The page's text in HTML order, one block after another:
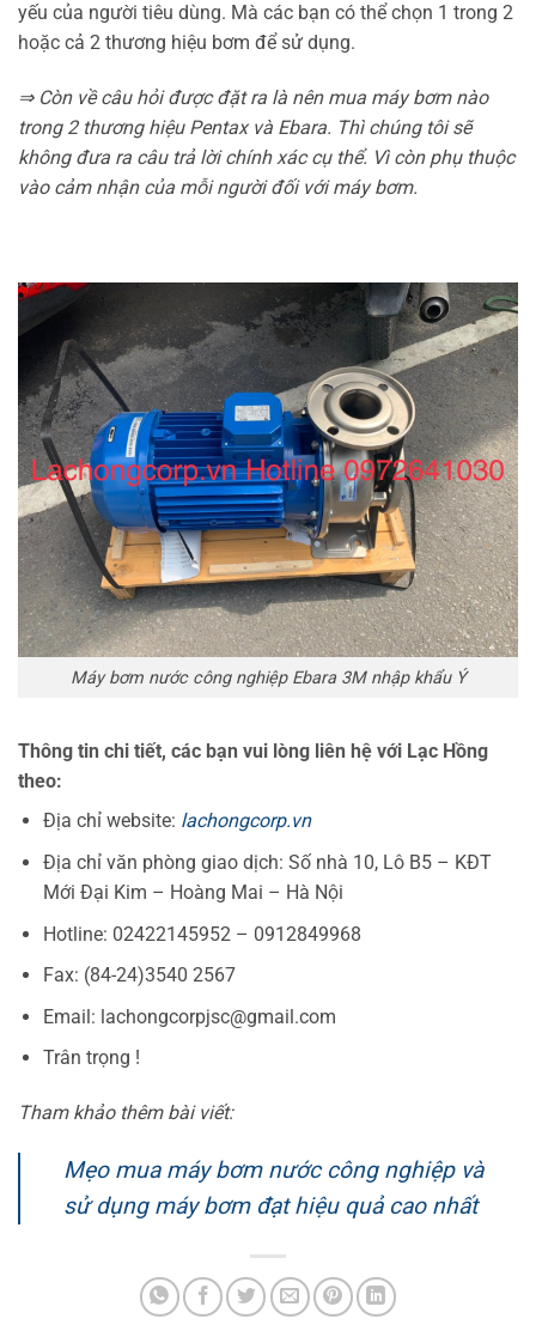
yếu của người tiêu dùng. Mà các bạn có thể chọn 1 trong 2
hoặc cả 2 thương hiệu bơm để sử dụng.
⇒ Còn về câu hỏi được đặt ra là nên mua máy bơm nào
trong 2 thương hiệu Pentax và Ebara. Thì chúng tôi sẽ
không đưa ra câu trả lời chính xác cụ thể. Vì còn phụ thuộc
vào cảm nhận của mỗi người đối với máy bơm.
Máy bơm nước công nghiệp Ebara 3M nhập khẩu Ý
Thông tin chi tiết, các bạn vui lòng liên hệ với Lạc Hồng
theo:
Địa chỉ website: lachongcorp.vn
Địa chỉ văn phòng giao dịch: Số nhà 10, Lô B5 – KĐT
Mới Đại Kim – Hoàng Mai – Hà Nội
Hotline: 02422145952 – 0912849968
Fax: (84-24)3540 2567
Email: lachongcorpjsc@gmail.com
Trân trọng !
Tham khảo thêm bài viết:
Mẹo mua máy bơm nước công nghiệp và
sử dụng máy bơm đạt hiệu quả cao nhất